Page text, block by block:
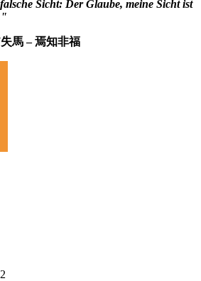
Sicht: Der Glaube, meine Sicht ist
馬 – 焉知非福